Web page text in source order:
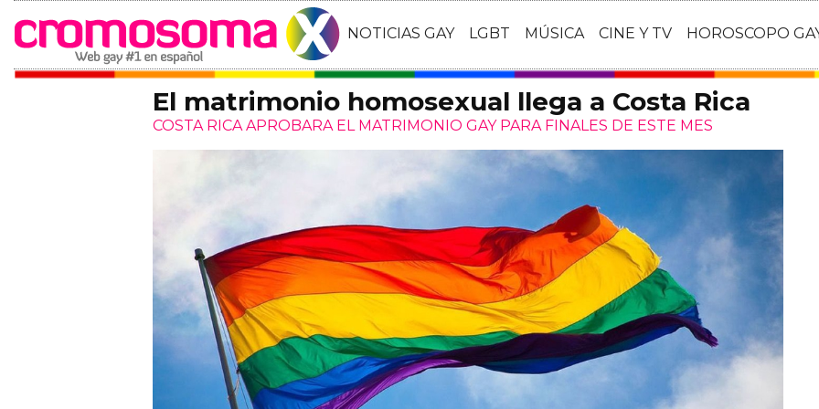
NOTICIAS GAY LGBT MÚSICA CINE Y TV HOROSCOPO
El matrimonio homosexual llega a Costa Rica
COSTA RICA APROBARA EL MATRIMONIO GAY PARA FINALES DE ESTE MES